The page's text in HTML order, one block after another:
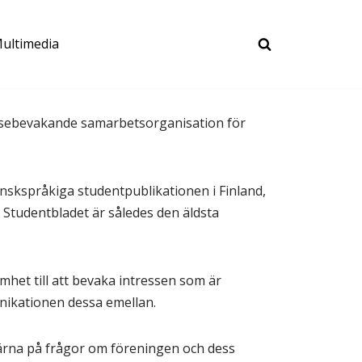
samarbetsorganisation för
studentpublikationen i Finland,
är således den äldsta
till att bevaka intressen som är
dessa emellan.
på frågor om föreningen och dess